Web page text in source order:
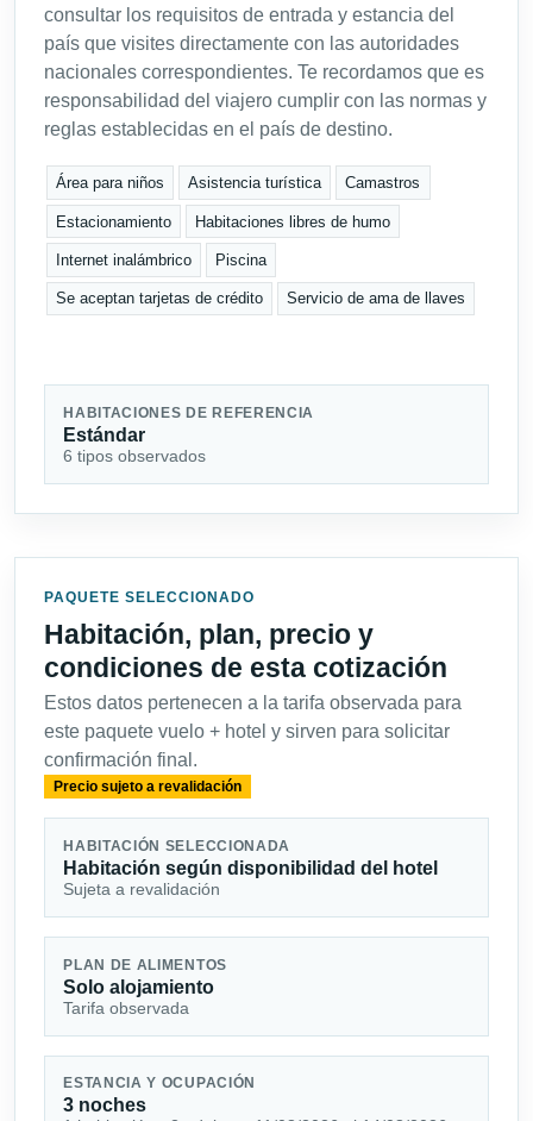
consultar los requisitos de entrada y estancia del
país que visites directamente con las autoridades
nacionales correspondientes. Te recordamos que es
responsabilidad del viajero cumplir con las normas y
reglas establecidas en el país de destino.
Área para niños Asistencia turística Camastros
Estacionamiento Habitaciones libres de humo
Internet inalámbrico Piscina
Se aceptan tarjetas de crédito Servicio de ama de llaves
HABITACIONES DE REFERENCIA
Estándar
6 tipos observados
PAQUETE SELECCIONADO
Habitación, plan, precio y
condiciones de esta cotización
Estos datos pertenecen a la tarifa observada para
este paquete vuelo + hotel y sirven para solicitar
confirmación final.
Precio sujeto a revalidación
HABITACIÓN SELECCIONADA
Habitación según disponibilidad del hotel
Sujeta a revalidación
PLAN DE ALIMENTOS
Solo alojamiento
Tarifa observada
ESTANCIA Y OCUPACIÓN
3 noches